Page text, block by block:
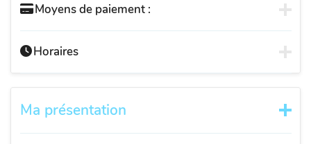
Moyens de paiement :
Horaires
Ma présentation